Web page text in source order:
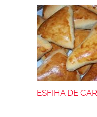
ESFIHA DE